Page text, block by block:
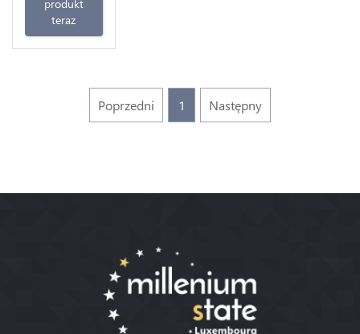
produkt
teraz
Poprzedni 1 Następny